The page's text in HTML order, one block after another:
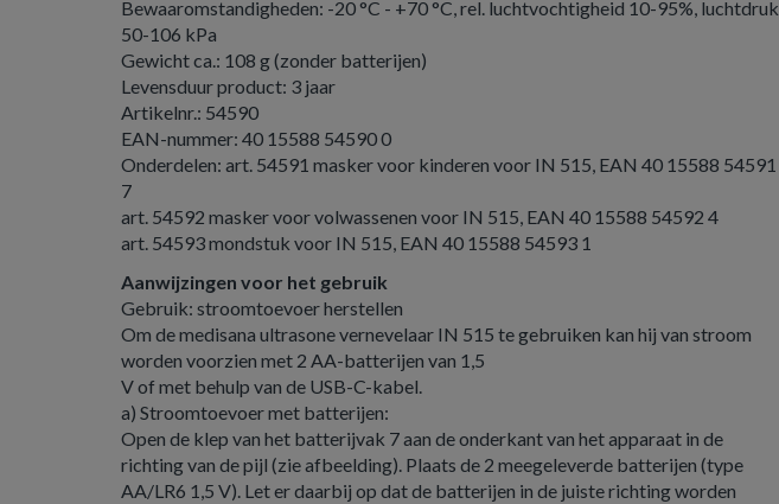
Bewaaromstandigheden: -20 °C - +70 °C, rel. luchtvochtigheid 10-95%, luchtdruk
50-106 kPa
Gewicht ca.: 108 g (zonder batterijen)
Levensduur product: 3 jaar
Artikelnr.: 54590
EAN-nummer: 40 15588 54590 0
Onderdelen: art. 54591 masker voor kinderen voor IN 515, EAN 40 15588 54591
7
art. 54592 masker voor volwassenen voor IN 515, EAN 40 15588 54592 4
art. 54593 mondstuk voor IN 515, EAN 40 15588 54593 1
Aanwijzingen voor het gebruik
Gebruik: stroomtoevoer herstellen
Om de medisana ultrasone vernevelaar IN 515 te gebruiken kan hij van stroom
worden voorzien met 2 AA-batterijen van 1,5
V of met behulp van de USB-C-kabel.
a) Stroomtoevoer met batterijen:
Open de klep van het batterijvak 7 aan de onderkant van het apparaat in de
richting van de pijl (zie afbeelding). Plaats de 2 meegeleverde batterijen (type
AA/LR6 1,5 V). Let er daarbij op dat de batterijen in de juiste richting worden